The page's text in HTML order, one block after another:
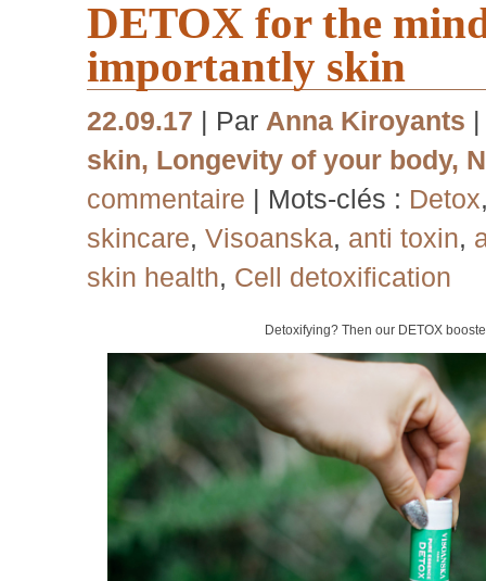
DETOX for the
importantly skin
22.09.17 | Par Anna Kiroyants
skin, Longevity of your body,
commentaire | Mots-clés : Detox
skincare, Visoanska, anti toxin,
skin health, Cell detoxification
Detoxifying? Then our DETOX